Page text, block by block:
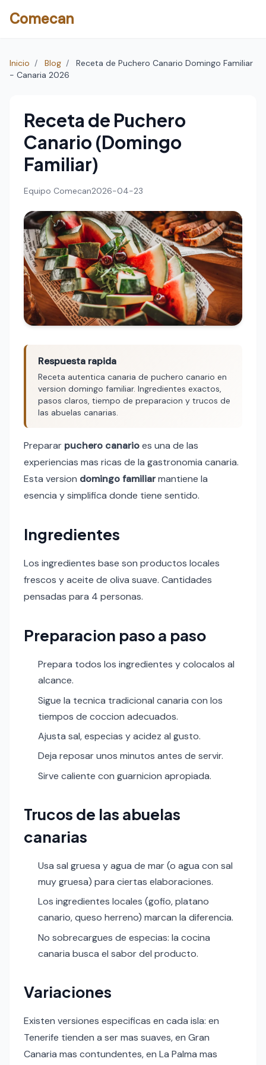
Comecan
Inicio / Blog /
Receta de Puchero Canario Domingo Familiar
- Canaria 2026
Receta de Puchero
Canario (Domingo
Familiar)
Equipo Comecan2026-04-23
Respuesta rapida
Receta autentica canaria de puchero canario en
version domingo familiar. Ingredientes exactos,
pasos claros, tiempo de preparacion y trucos de
las abuelas canarias.
Preparar puchero canarioes una de las
experiencias mas ricas de la gastronomia canaria.
Esta version domingo familiarmantiene la
esencia y simplifica donde tiene sentido.
Ingredientes
Los ingredientes base son productos locales
frescos y aceite de oliva suave. Cantidades
pensadas para 4 personas.
Preparacion paso a paso
Prepara todos los ingredientes y colocalos al
alcance.
Sigue la tecnica tradicional canaria con los
tiempos de coccion adecuados.
Ajusta sal, especias y acidez al gusto.
Deja reposar unos minutos antes de servir.
Sirve caliente con guarnicion apropiada.
Trucos de las abuelas
canarias
Usa sal gruesa y agua de mar (o agua con sal
muy gruesa) para ciertas elaboraciones.
Los ingredientes locales (gofio, platano
canario, queso herreno) marcan la diferencia.
No sobrecargues de especias: la cocina
canaria busca el sabor del producto.
Variaciones
Existen versiones especificas en cada isla: en
Tenerife tienden a ser mas suaves, en Gran
Canaria mas contundentes, en La Palma mas